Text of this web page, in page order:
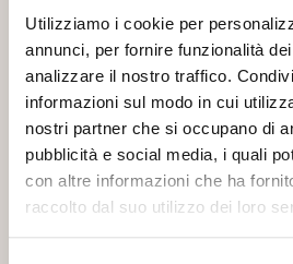
Utilizziamo i cookie per
annunci, per fornire funzionalità
analizzare il nostro traffico.
informazioni sul modo in cui
nostri partner che si occupano di
pubblicità e social media, i quali
con altre informazioni che ha
raccolto dal suo utilizzo dei loro